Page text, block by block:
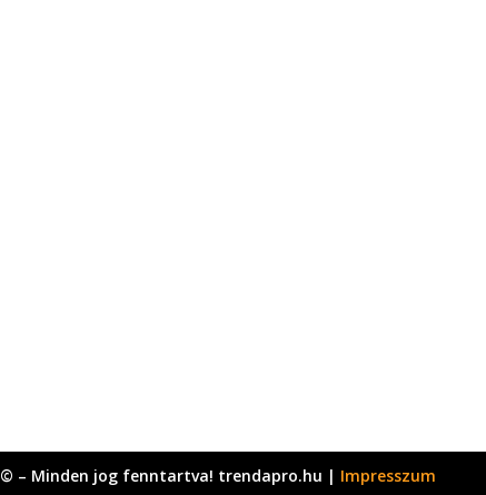
© – Minden jog fenntartva! trendapro.hu | Impresszum